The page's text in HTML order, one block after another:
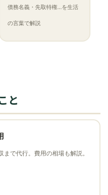
債務名義・先取特権…を生活
の言葉で解説
と
で代行。費用の相場も解説。